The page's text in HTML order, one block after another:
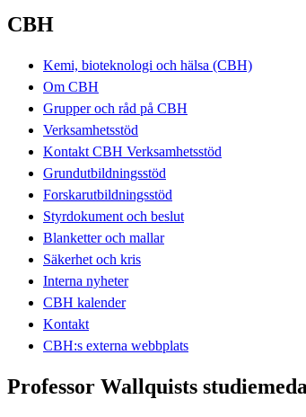
CBH
Kemi, bioteknologi och hälsa (CBH)
Om CBH
Grupper och råd på CBH
Verksamhetsstöd
Kontakt CBH Verksamhetsstöd
Grundutbildningsstöd
Forskarutbildningsstöd
Styrdokument och beslut
Blanketter och mallar
Säkerhet och kris
Interna nyheter
CBH kalender
Kontakt
CBH:s externa webbplats
Professor Wallquists